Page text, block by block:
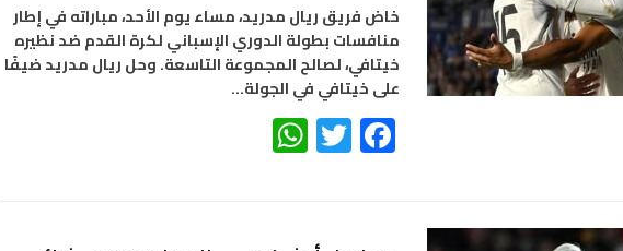
خاض فريق ريال مدريد، مساء يوم الأحد، مباراته في إطار
منافسات بطولة الدوري الإسباني لكرة القدم ضد نظيره
خيتافي، لصالح المجموعة التاسعة. وحل ريال مدريد ضيفًا
على خيتافي في الجولة…
Facebook
Twitter